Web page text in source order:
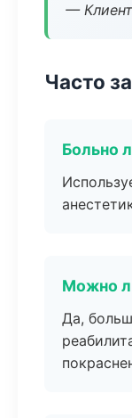
—
Часто
Больно
Можно
Да,